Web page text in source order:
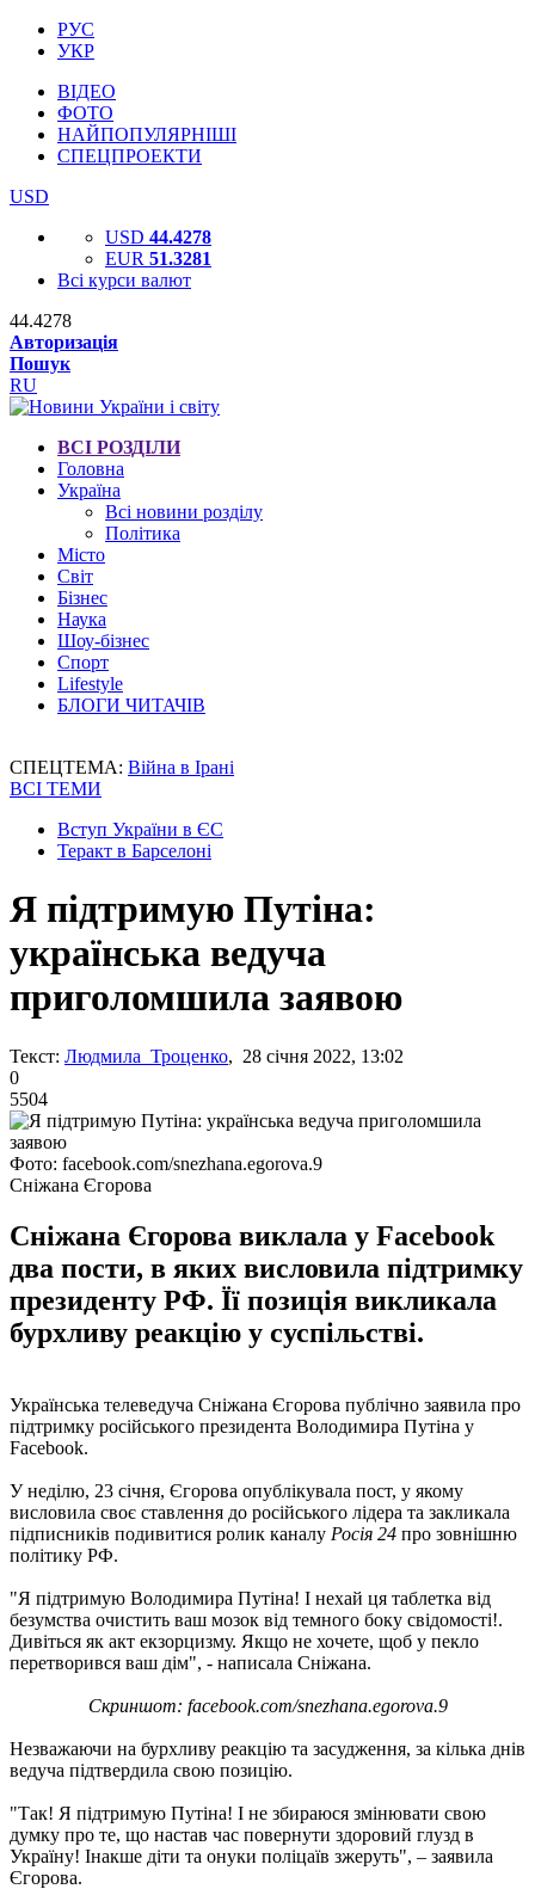
РУС
УКР
ВІДЕО
ФОТО
НАЙПОПУЛЯРНІШІ
СПЕЦПРОЕКТИ
USD
USD 44.4278
EUR 51.3281
Всі курси валют
44.4278
Авторизація
Пошук
RU
ВСІ РОЗДІЛИ
Головна
Україна
Всі новини розділу
Політика
Місто
Світ
Бізнес
Наука
Шоу-бізнес
Спорт
Lifestyle
БЛОГИ ЧИТАЧІВ
СПЕЦТЕМА: Війна в Ірані
ВСІ ТЕМИ
Вступ України в ЄС
Теракт в Барселоні
Я підтримую Путіна:
українська ведуча
приголомшила заявою
Текст: Людмила Троценко, 28 січня 2022, 13:02
0
5504
Фото: facebook.com/snezhana.egorova.9
Сніжана Єгорова
Сніжана Єгорова виклала у Facebook
два пости, в яких висловила підтримку
президенту РФ. Її позиція викликала
бурхливу реакцію у суспільстві.
Українська телеведуча Сніжана Єгорова публічно заявила про
підтримку російського президента Володимира Путіна у
Facebook.
У неділю, 23 січня, Єгорова опублікувала пост, у якому
висловила своє ставлення до російського лідера та закликала
підписників подивитися ролик каналу Росія 24 про зовнішню
політику РФ.
"Я підтримую Володимира Путіна! І нехай ця таблетка від
безумства очистить ваш мозок від темного боку свідомості!.
Дивіться як акт екзорцизму. Якщо не хочете, щоб у пекло
перетворився ваш дім", - написала Сніжана.
Скриншот: facebook.com/snezhana.egorova.9
Незважаючи на бурхливу реакцію та засудження, за кілька днів
ведуча підтвердила свою позицію.
"Так! Я підтримую Путіна! І не збираюся змінювати свою
думку про те, що настав час повернути здоровий глузд в
Україну! Інакше діти та онуки поліцаїв зжеруть", – заявила
Єгорова.